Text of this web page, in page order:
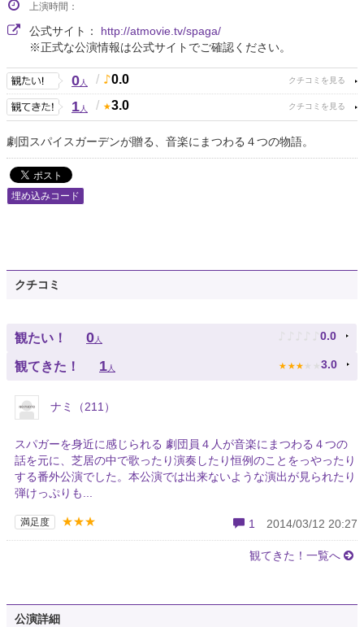
上演時間：
公式サイト： http://atmovie.tv/spaga/
※正式な公演情報は公式サイトでご確認ください。
0人 / 0.0
1人 / 3.0
劇団スパイスガーデンが贈る、音楽にまつわる４つの物語。
埋め込みコード
クチコミ
観たい！ 0人 ♪ ♪ ♪ ♪ ♪ 0.0
観てきた！ 1人 ★ ★ ★ ★ ★ 3.0
ナミ（211）
スパガーを身近に感じられる 劇団員４人が音楽にまつわる４つの
話を元に、芝居の中で歌ったり演奏したり恒例のことをっやったり
する番外公演でした。本公演では出来ないような演出が見られたり
弾けっぷりも...
満足度 ★★★ 1 2014/03/12 20:27
観てきた！一覧へ
公演詳細